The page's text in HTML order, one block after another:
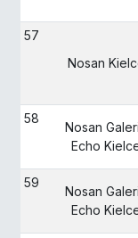
57
Nosan
58
Nosan
Echo
59
Nosan
Echo